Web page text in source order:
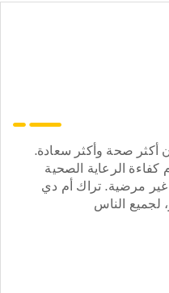
صحة وأكثر سعادة.
كفاءة الرعاية الصحية
غير مرضية. تراك أم دي
لجميع الناس